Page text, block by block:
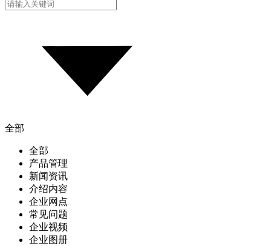
全部
全部
产品管理
新闻资讯
介绍内容
企业网点
常见问题
企业视频
企业图册